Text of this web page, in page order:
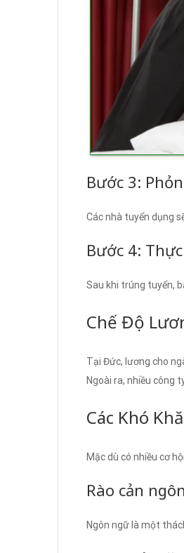
Bước 3:
Các nhà tuyển dụng
Bước 4:
Sau khi trúng tuyển,
Chế Độ
Tại Đức, lương cho
Ngoài ra, nhiều công
Các Khó
Mặc dù có nhiều cơ
Rào cản
Ngôn ngữ là một